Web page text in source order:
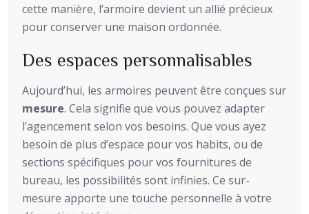
cette manière, l’armoire devient un allié précieux
pour conserver une maison ordonnée.
Des espaces personnalisables
Aujourd’hui, les armoires peuvent être conçues sur
mesure. Cela signifie que vous pouvez adapter
l’agencement selon vos besoins. Que vous ayez
besoin de plus d’espace pour vos habits, ou de
sections spécifiques pour vos fournitures de
bureau, les possibilités sont infinies. Ce sur-
mesure apporte une touche personnelle à votre